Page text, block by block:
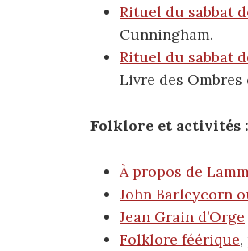
Rituel du sabbat
Cunningham.
Rituel du sabbat
Livre des
Folklore et activités :
À propos de
John Barleycorn
Jean Grain d’Orge
Folklore féérique